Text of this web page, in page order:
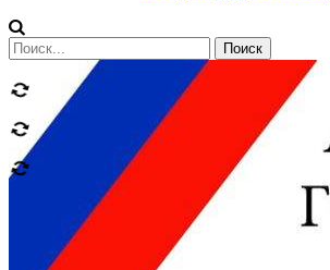
Сообщений
категории
Теги